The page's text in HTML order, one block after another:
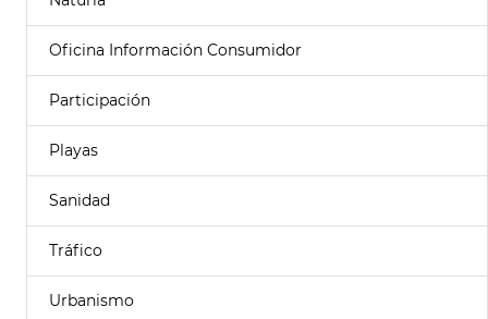
Oficina Información Consumidor
Participación
Playas
Sanidad
Tráfico
Urbanismo